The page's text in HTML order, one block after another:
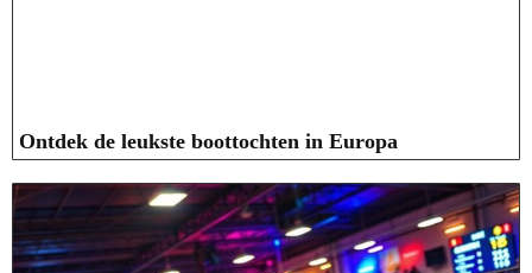
Ontdek de leukste boottochten in Europa